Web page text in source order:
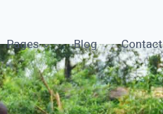
Pages Blog Contact